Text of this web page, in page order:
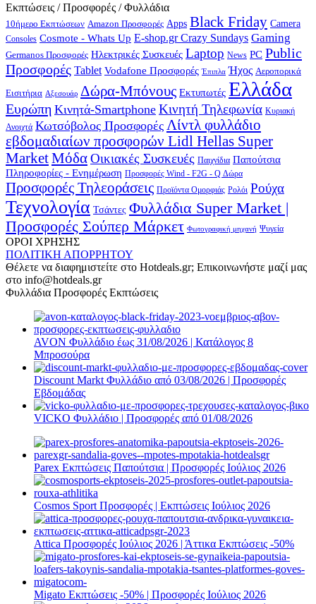
Εκπτώσεις / Προσφορές / Φυλλάδια
10ήμερο Εκπτώσεων Amazon Προσφορές Apps Black Friday Camera
Consoles Cosmote - Whats Up E-shop.gr Crazy Sundays Gaming
Germanos Προσφορές Hλεκτρικές Συσκευές Laptop News PC Public
Προσφορές Tablet Vodafone Προσφορές Έπιπλα Ήχος Αεροπορικά
Εισιτήρια Αξεσουάρ Δώρα-Μπόνους Εκτυπωτές Ελλάδα
Ευρώπη Κινητά-Smartphone Κινητή Τηλεφωνία Κυριακή
Ανοιχτά Κωτσόβολος Προσφορές Λίντλ φυλλάδιο
εβδομαδιαίων προσφορών Lidl Hellas Super
MarketΜόδαΟικιακές Συσκευές Παιχνίδια Παπούτσια
Πληροφορίες - Ενημέρωση Προσφορές Wind - F2G - Q Δώρα
Προσφορές Τηλεοράσεις Προϊόντα Ομορφιάς Ρολόι Ρούχα
Τεχνολογία Τσάντες Φυλλάδια Super Market |
Προσφορές Σούπερ Μάρκετ Φωτογραφική μηχανή Ψυγεία
ΟΡΟΙ ΧΡΗΣΗΣ
ΠΟΛΙΤΙΚΗ ΑΠΟΡΡΗΤΟΥ
Θέλετε να διαφημιστείτε στο Hotdeals.gr; Επικοινωνήστε μαζί μας
στο info@hotdeals.gr
Φυλλάδια Προσφορές Εκπτώσεις
AVON Φυλλάδιο έως 31/08/2026 | Κατάλογος 8
Μπροσούρα
Discount Markt Φυλλάδιο από 03/08/2026 | Προσφορές
Εβδομάδας
VICKO Φυλλάδιο | Προσφορές από 01/08/2026
Parex Εκπτώσεις Παπούτσια | Προσφορές Ιούλιος 2026
Cosmos Sport Προσφορές | Εκπτώσεις Ιούλιος 2026
Attica Προσφορές Ιούλιος 2026 | Άττικα Εκπτώσεις -50%
Migato Εκπτώσεις -50% | Προσφορές Ιούλιος 2026